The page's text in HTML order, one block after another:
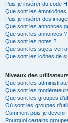
Puis-je insérer du code
Que sont les émoticônes
Puis-je insérer des
Que sont les annonces
Que sont les annonces ?
Que sont les notes ?
Que sont les sujets
Que sont les icônes de
Niveaux des
Que sont les
Que sont les
Que sont les groupes
Où sont les groupes
Comment puis-je devenir
Pourquoi certains